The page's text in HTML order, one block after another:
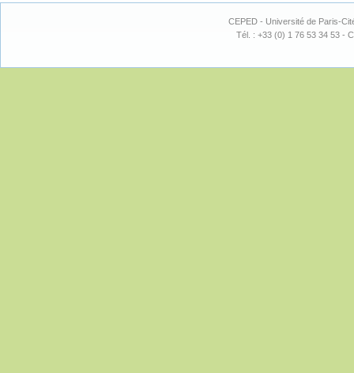
CEPED - Université de Paris-
Tél. : +33 (0) 1 76 53 34 53 -